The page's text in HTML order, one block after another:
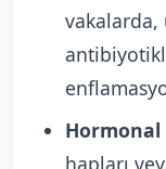
vakalarda,
Hormonal
hapları